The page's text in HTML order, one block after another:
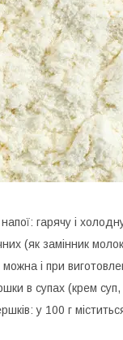
гарячу і
(як замінник
і при
в супах (крем
у 100 г